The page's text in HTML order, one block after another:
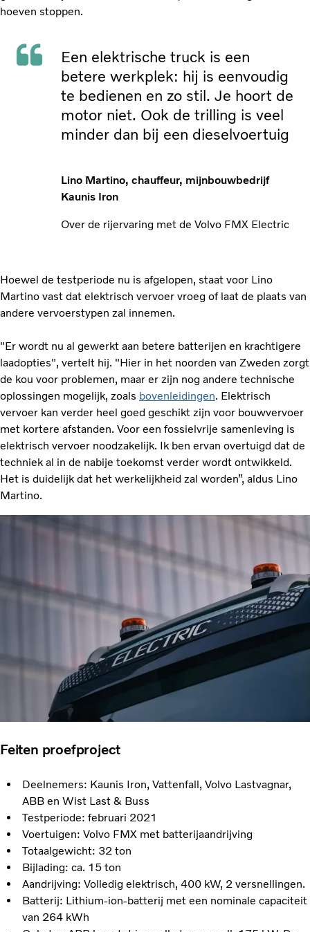
hoeven stoppen.
Een elektrische truck is een
betere werkplek: hij is eenvoudig
te bedienen en zo stil. Je hoort de
motor niet. Ook de trilling is veel
minder dan bij een dieselvoertuig
Lino Martino, chauffeur, mijnbouwbedrijf
Kaunis Iron
Over de rijervaring met de Volvo FMX Electric
Hoewel de testperiode nu is afgelopen, staat voor Lino
Martino vast dat elektrisch vervoer vroeg of laat de plaats van
andere vervoerstypen zal innemen.
"Er wordt nu al gewerkt aan betere batterijen en krachtigere
laadopties", vertelt hij. "Hier in het noorden van Zweden zorgt
de kou voor problemen, maar er zijn nog andere technische
oplossingen mogelijk, zoals bovenleidingen. Elektrisch
vervoer kan verder heel goed geschikt zijn voor bouwvervoer
met kortere afstanden. Voor een fossielvrije samenleving is
elektrisch vervoer noodzakelijk. Ik ben ervan overtuigd dat de
techniek al in de nabije toekomst verder wordt ontwikkeld.
Het is duidelijk dat het werkelijkheid zal worden”, aldus Lino
Martino.
Feiten proefproject
Deelnemers: Kaunis Iron, Vattenfall, Volvo Lastvagnar,
ABB en Wist Last & Buss
Testperiode: februari 2021
Voertuigen: Volvo FMX met batterijaandrijving
Totaalgewicht: 32 ton
Bijlading: ca. 15 ton
Aandrijving: Volledig elektrisch, 400 kW, 2 versnellingen.
Batterij: Lithium-ion-batterij met een nominale capaciteit
van 264 kWh